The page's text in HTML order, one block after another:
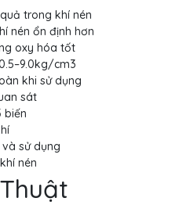
trong khí nén
nén ổn định hơn
oxy hóa tốt
cm3
khi sử dụng
sát
biến
sử dụng
nén